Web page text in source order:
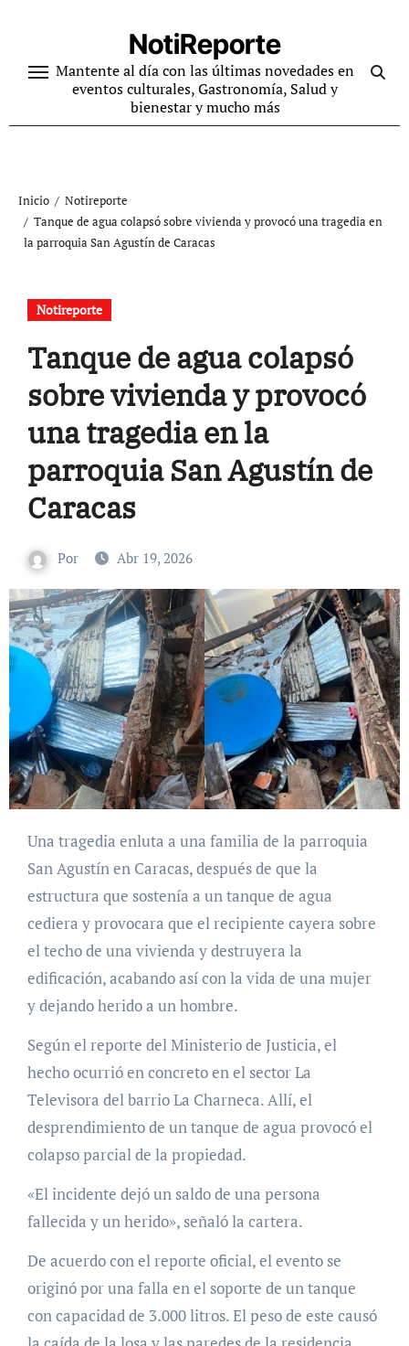
contenido
NotiReporte
Mantente al día con las últimas novedades en
eventos culturales, Gastronomía, Salud y
bienestar y mucho más
Inicio
Notireporte
Tanque de agua colapsó sobre vivienda y provocó una tragedia en
la parroquia San Agustín de Caracas
Notireporte
Tanque de agua colapsó
sobre vivienda y provocó
una tragedia en la
parroquia San Agustín de
Caracas
Por Abr 19, 2026
Una tragedia enluta a una familia de la parroquia
San Agustín en Caracas, después de que la
estructura que sostenía a un tanque de agua
cediera y provocara que el recipiente cayera sobre
el techo de una vivienda y destruyera la
edificación, acabando así con la vida de una mujer
y dejando herido a un hombre.
Según el reporte del Ministerio de Justicia, el
hecho ocurrió en concreto en el sector La
Televisora del barrio La Charneca. Allí, el
desprendimiento de un tanque de agua provocó el
colapso parcial de la propiedad.
«El incidente dejó un saldo de una persona
fallecida y un herido», señaló la cartera.
De acuerdo con el reporte oficial, el evento se
originó por una falla en el soporte de un tanque
con capacidad de 3.000 litros. El peso de este causó